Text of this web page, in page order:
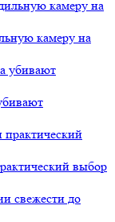
камеру на
выбор